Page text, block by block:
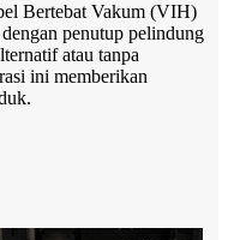
Bertebat Vakum (VIH)
penutup pelindung
atau tanpa
ini memberikan